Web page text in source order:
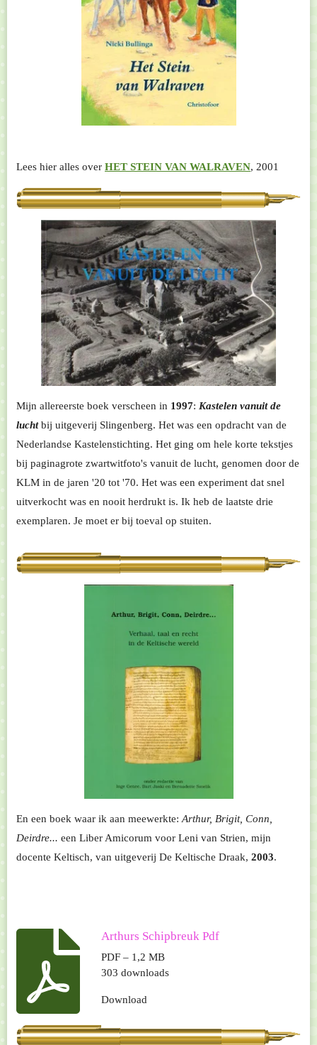
Lees hier alles over HET STEIN VAN WALRAVEN, 2001
Mijn allereerste boek verscheen in 1997: Kastelen vanuit de
luchtbij uitgeverij Slingenberg. Het was een opdracht van de
Nederlandse Kastelenstichting. Het ging om hele korte tekstjes
bij paginagrote zwartwitfoto's vanuit de lucht, genomen door de
KLM in de jaren '20 tot '70. Het was een experiment dat snel
uitverkocht was en nooit herdrukt is. Ik heb de laatste drie
exemplaren. Je moet er bij toeval op stuiten.
En een boek waar ik aan meewerkte:Arthur, Brigit, Conn,
Deirdre... een Liber Amicorum voor Leni van Strien, mijn
docente Keltisch, van uitgeverij De Keltische Draak, 2003.
Arthurs Schipbreuk Pdf
PDF – 1,2 MB
303 downloads
Download